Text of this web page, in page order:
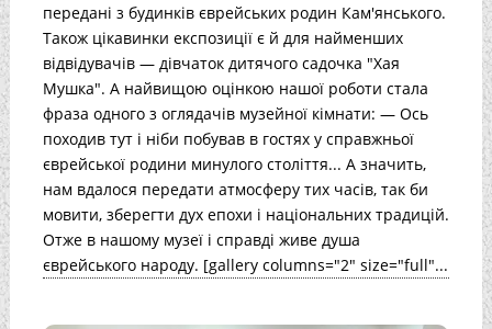
передані з будинків єврейських родин Кам'янського.
Також цікавинки експозиції є й для найменших
відвідувачів — дівчаток дитячого садочка "Хая
Мушка". А найвищою оцінкою нашої роботи стала
фраза одного з оглядачів музейної кімнати: — Ось
походив тут і ніби побував в гостях у справжньої
єврейської родини минулого століття... А значить,
нам вдалося передати атмосферу тих часів, так би
мовити, зберегти дух епохи і національних традицій.
Отже в нашому музеї і справді живе душа
єврейського народу. [gallery columns="2" size="full"...